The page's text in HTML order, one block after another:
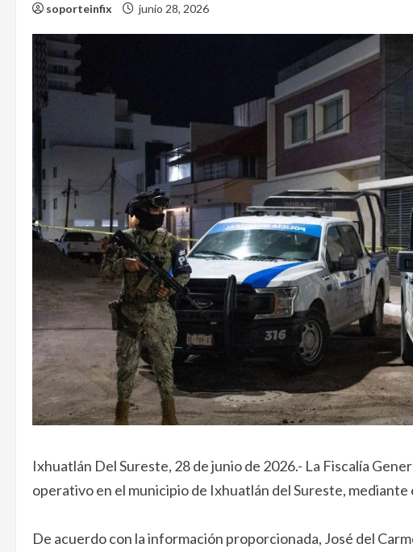
soporteinfix junio 28, 2026
Ixhuatlán Del Sureste, 28 de junio de 2026.- La Fiscalía
operativo en el municipio de Ixhuatlán del Sureste,
De acuerdo con la información proporcionada, José del